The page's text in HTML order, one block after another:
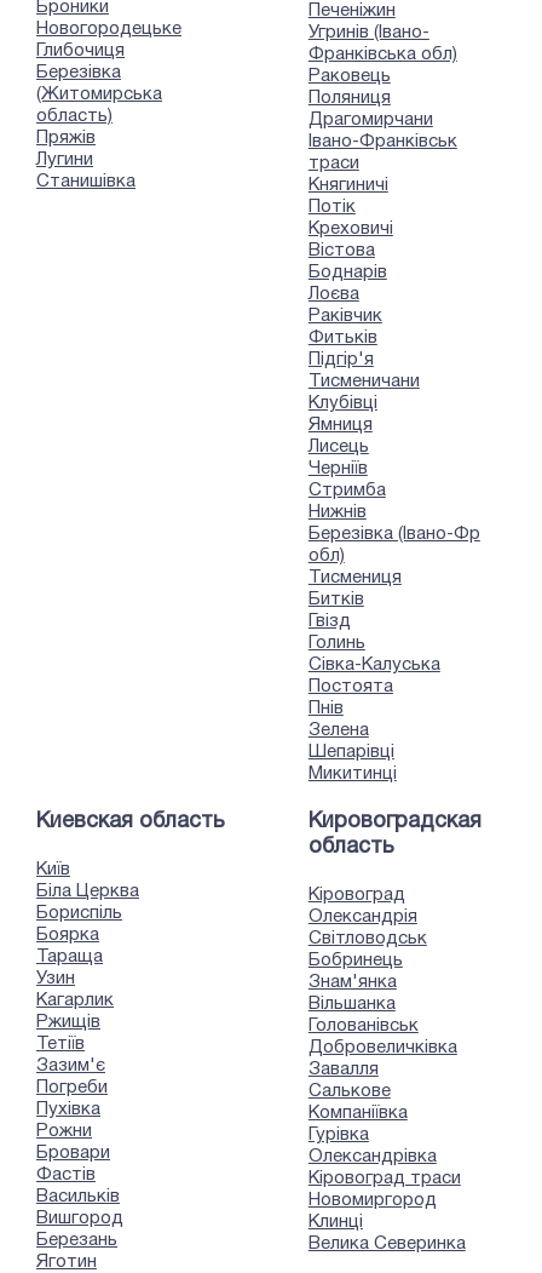
Броники
Новогородецьке
Глибочиця
Березівка
(Житомирська
область)
Пряжів
Лугини
Станишівка
Печеніжин
Угринів (Івано-
Франківська обл)
Раковець
Поляниця
Драгомирчани
Івано-Франківськ
траси
Княгиничі
Потік
Креховичі
Вістова
Боднарів
Лоєва
Раківчик
Фитьків
Підгір'я
Тисменичани
Клубівці
Ямниця
Лисець
Черніїв
Стримба
Нижнів
Березівка (Івано-Фр
обл)
Тисмениця
Битків
Гвізд
Голинь
Сівка-Калуська
Постоята
Пнів
Зелена
Шепарівці
Микитинці
Киевская область
Київ
Біла Церква
Бориспіль
Боярка
Тараща
Узин
Кагарлик
Ржищів
Тетіїв
Зазим'є
Погреби
Пухівка
Рожни
Бровари
Фастів
Васильків
Вишгород
Березань
Яготин
Кировоградская
область
Кіровоград
Олександрія
Світловодськ
Бобринець
Знам'янка
Вільшанка
Голованівськ
Добровеличківка
Завалля
Салькове
Компаніївка
Гурівка
Олександрівка
Кіровоград траси
Новомиргород
Клинці
Велика Северинка